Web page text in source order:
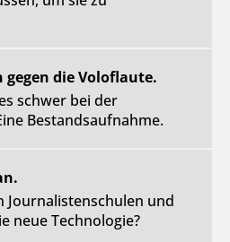
gegen die Voloflaute.
schwer bei der
Bestandsaufnahme.
Journalistenschulen und
neue Technologie?